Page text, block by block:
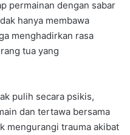
permainan dengan sabar
hanya membawa
menghadirkan rasa
tua yang
pulih secara psikis,
dan tertawa bersama
mengurangi trauma akibat